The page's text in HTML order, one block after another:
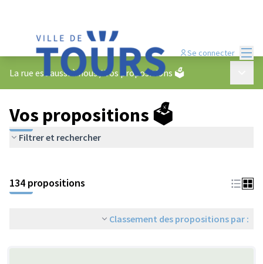
Se connecter
La rue est aussi à nous/Vos propositions 🗳️
Vos propositions 🗳️
Filtrer et rechercher
134 propositions
Classement des propositions par :